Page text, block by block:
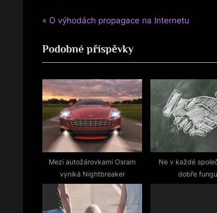
Navigace
pro
příspěvek
P
e
v
o
u
s
o
s
O výhodách propagace na Internetu
Podobné příspěvky
Mezi autožárovkami Osram
vyniká Nightbreaker
Ne v každé
dobře